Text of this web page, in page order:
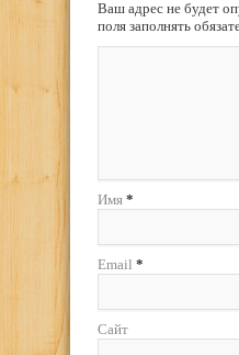
Ваш адрес не будет
поля заполнять
Имя *
Email *
Сайт